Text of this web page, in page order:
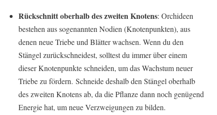
Rückschnitt oberhalb des zweiten Knotens: Orchideen
bestehen aus sogenannten Nodien (Knotenpunkten), aus
denen neue Triebe und Blätter wachsen. Wenn du den
Stängel zurückschneidest, solltest du immer über einem
dieser Knotenpunkte schneiden, um das Wachstum neuer
Triebe zu fördern. Schneide deshalb den Stängel oberhalb
des zweiten Knotens ab, da die Pflanze dann noch genügend
Energie hat, um neue Verzweigungen zu bilden.